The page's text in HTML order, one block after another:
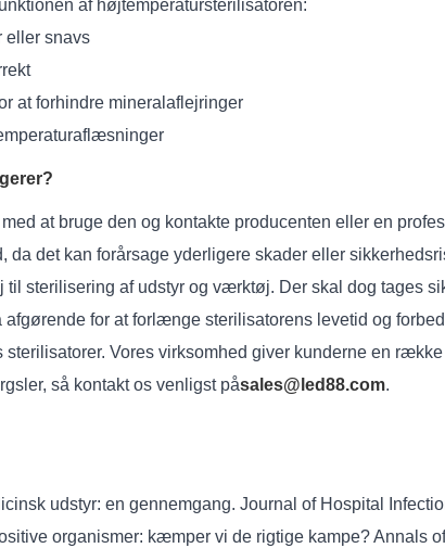
af ​​højtemperatursterilisatoren:
eller snavs
at forhindre mineralaflejringer
at bruge den og kontakte producenten eller en
det kan forårsage yderligere skader eller
sterilisering af udstyr og værktøj. Der skal dog tages
for at forlænge sterilisatorens levetid og
Vores virksomhed giver kunderne en
så kontakt os venligst påsales@led88.com.
udstyr: en gennemgang. Journal of Hospital
organismer: kæmper vi de rigtige kampe? Annals